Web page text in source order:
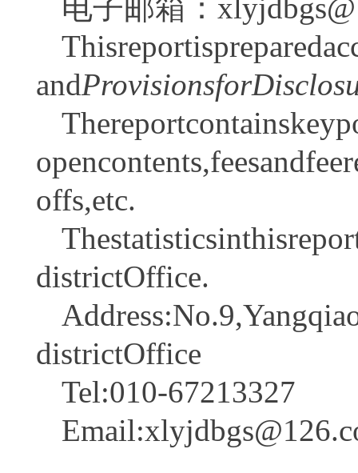
电子邮箱：
and
offs,etc.
districtOffice.
districtOffice
Tel:010-67213327